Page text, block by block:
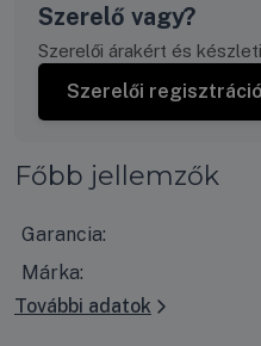
Szerelő vagy?
Szerelői árakért és
Szerelői regisztráció
Főbb jellemzők
Garancia:
Márka:
További adatok